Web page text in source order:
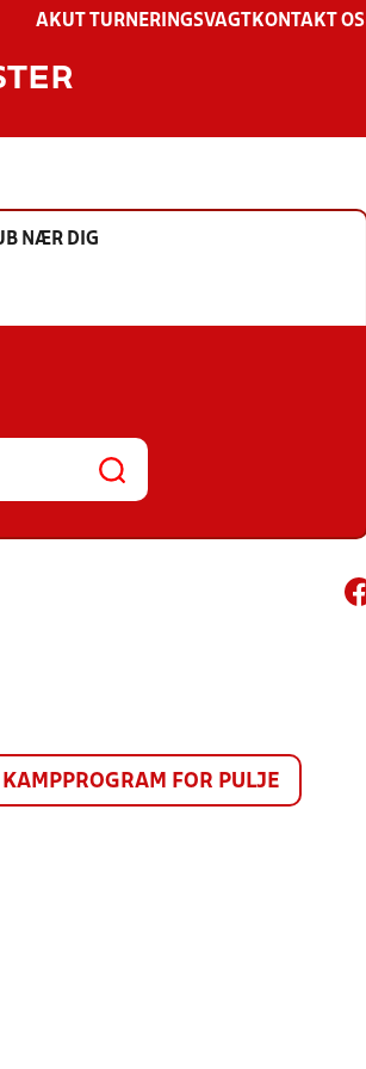
AKUT TURNERINGSVAGT KONTAKT OS
NÆR DIG
KAMPPROGRAM FOR PULJE